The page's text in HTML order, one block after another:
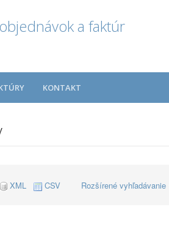
a faktúr
KONTAKT
XML CSV Rozšírené vyhľadávanie